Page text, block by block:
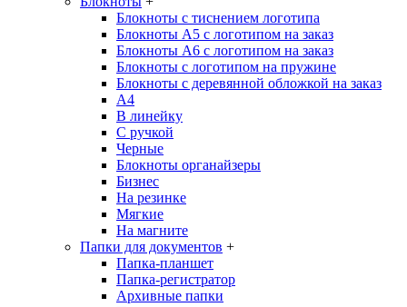
Блокноты с тиснением логотипа
Блокноты А5 с логотипом на заказ
Блокноты А6 с логотипом на заказ
Блокноты с логотипом на пружине
Блокноты с деревянной обложкой на заказ
A4
В линейку
С ручкой
Черные
Блокноты органайзеры
Бизнес
На резинке
Мягкие
На магните
Папки для документов +
Папка-планшет
Папка-регистратор
Архивные папки